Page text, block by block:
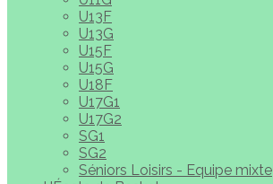
U13F
U13G
U15F
U15G
U18F
U17G1
U17G2
SG1
SG2
Séniors Loisirs - Equipe mixte